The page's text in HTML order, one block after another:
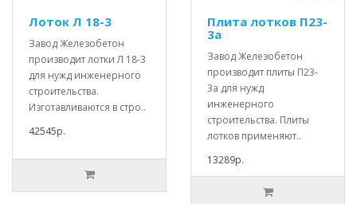
Лоток Л 18-3
Завод Железобетон
производит лотки Л 18-3
для нужд инженерного
строительства.
Изготавливаются в стро..
42545р.
Плита лотков П23-
3а
Завод Железобетон
производит плиты П23-
3а для нужд
инженерного
строительства. Плиты
лотков применяют..
13289р.